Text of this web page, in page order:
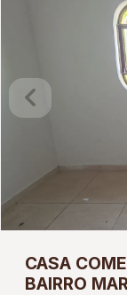
CASA
BAIRRO